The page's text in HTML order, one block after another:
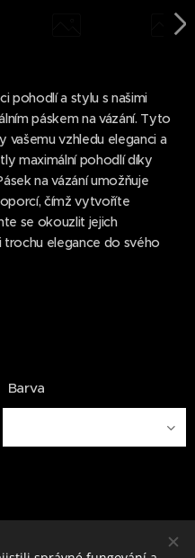
pohodlí a stylu s našimi
páskem na vázání. Tyto
vašemu vzhledu eleganci a
maximální pohodlí díky
na vázání umožňuje
čímž vytvoříte
se okouzlit jejich
trochu elegance do svého
Barva
656 333